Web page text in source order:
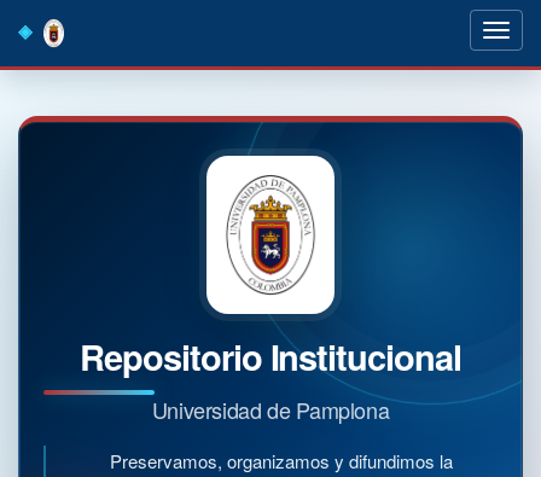
navigation
Repositorio Institucional
Universidad de Pamplona
Preservamos, organizamos y difundimos la